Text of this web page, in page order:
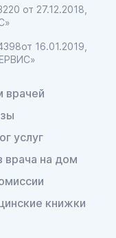
от 27.12.2018,
от 16.01.2019,
врачей
услуг
врача на дом
книжки